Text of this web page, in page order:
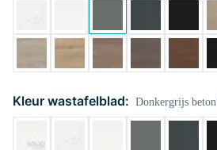
Kleur wastafelblad: Donkergrijs beton